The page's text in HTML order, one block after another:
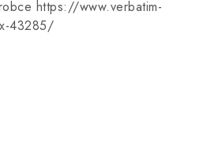
https://www.verbatim-
43285/